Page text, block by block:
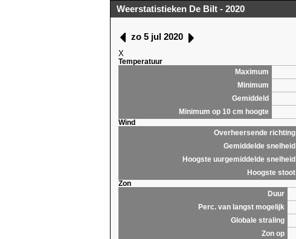
Weerstatistieken De Bilt - 2020
zo 5 jul 2020
X
Temperatuur
Maximum
Minimum
Gemiddeld
Minimum op 10 cm hoogte
Wind
Overheersende richting
Gemiddelde snelheid
Hoogste uurgemiddelde snelheid
Hoogste stoot
Zon
Duur
Perc. van langst mogelijk
Globale straling
Zon op